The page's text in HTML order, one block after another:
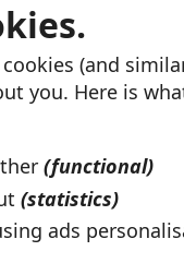
(and
you. Here is
(functional)
(statistics)
ads
in actie,
van
bij de organisaties